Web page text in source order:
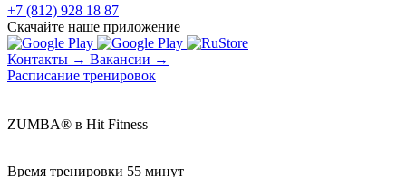
+7 (812) 928 18 87
Скачайте наше приложение
Контакты → Вакансии →
Расписание тренировок
ZUMBA® в Hit Fitness
Время тренировки 55 минут